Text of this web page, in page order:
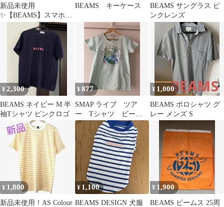
新品未使用
✨️【BEAMS】スマホシ
ョルダーバッグ ブラッ
ク ピンク カード入れ
BEAMS キーケース
BEAMS サングラス ピ
ンクレンズ
¥ 2,300
BEAMS ネイビー M 半
袖Tシャツ ピンクロゴ
¥877
SMAP ライブ ツア
ー Tシャツ ビーム
ス
¥ 1,000
BEAMS ポロシャツ グ
レー メンズ S
¥ 1,800
新品未使用！AS Colour
¥ 1,100
BEAMS DESIGN 犬服
¥ 1,900
BEAMS ビームス 25周